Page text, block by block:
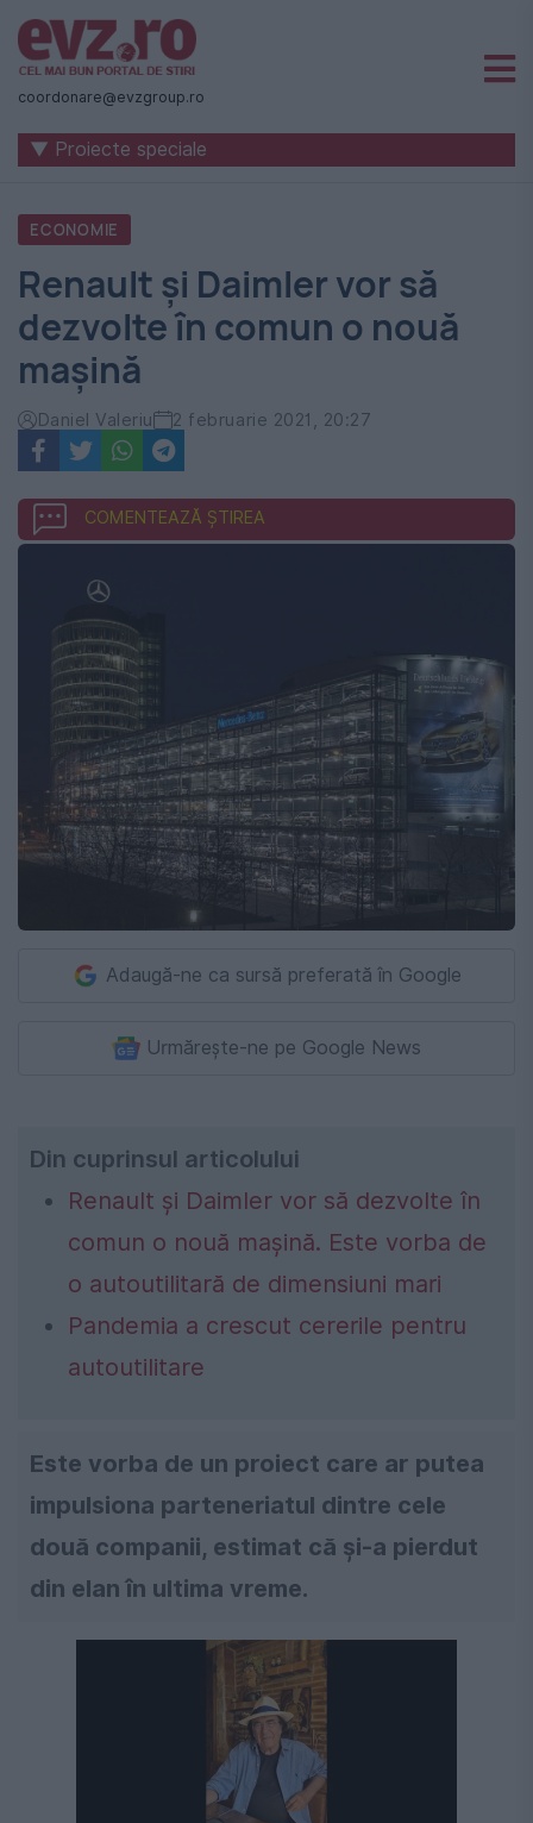
Știri
naționale
internaționale
România
-
Evenimentul
Zilei
coordonare@evzgroup.ro
▼ Proiecte speciale
ECONOMIE
Renault și Daimler vor să
dezvolte în comun o nouă
mașină
Daniel Valeriu 2 februarie 2021, 20:27
COMENTEAZĂ ȘTIREA
Adaugă-ne ca sursă preferată în Google
Urmărește-ne pe Google News
Din cuprinsul articolului
Renault și Daimler vor să dezvolte în
comun o nouă mașină. Este vorba de
o autoutilitară de dimensiuni mari
Pandemia a crescut cererile pentru
autoutilitare
Este vorba de un proiect care ar putea
impulsiona parteneriatul dintre cele
două companii, estimat că și-a pierdut
din elan în ultima vreme.